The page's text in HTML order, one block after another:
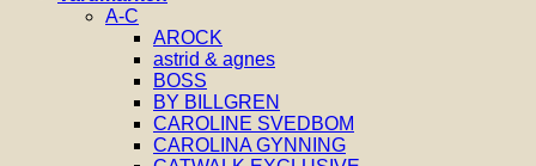
A-C
AROCK
astrid & agnes
BOSS
BY BILLGREN
CAROLINE SVEDBOM
CAROLINA GYNNING